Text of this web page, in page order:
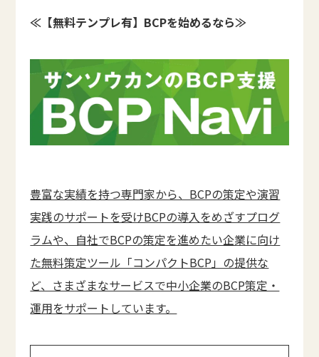
≪【無料テンプレ有】BCPを始めるなら≫
豊富な実績を持つ専門家から、BCPの策定や演習
実践のサポートを受けBCPの導入をめざすプログ
ラムや、自社でBCPの策定を進めたい企業に向け
た無料策定ツール「コンパクトBCP」の提供な
ど、さまざまなサービスで中小企業のBCP策定・
運用をサポートしています。